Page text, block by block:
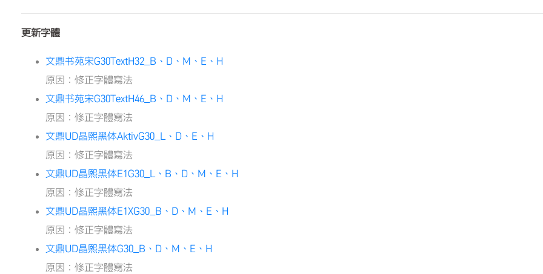
更新字體
文鼎书苑宋G30TextH32_B、D、M、E、H
原因：修正字體寫法
文鼎书苑宋G30TextH46_B、D、M、E、H
原因：修正字體寫法
文鼎UD晶熙黑体AktivG30_L、D、E、H
原因：修正字體寫法
文鼎UD晶熙黑体E1G30_L、B、D、M、E、H
原因：修正字體寫法
文鼎UD晶熙黑体E1XG30_B、D、M、E、H
原因：修正字體寫法
文鼎UD晶熙黑体G30_B、D、M、E、H
原因：修正字體寫法